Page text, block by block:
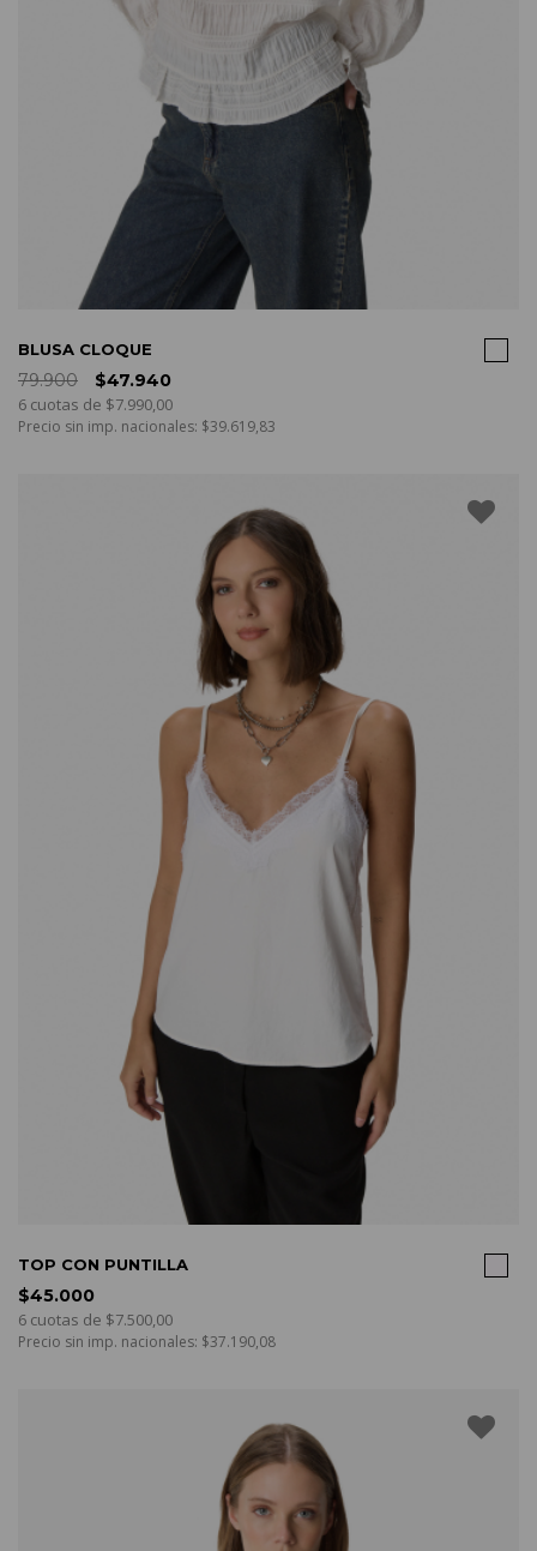
BLUSA CLOQUE
79.900
$47.940
6 cuotas de $7.990,00
Precio sin imp. nacionales: $39.619,83
TOP CON PUNTILLA
$45.000
6 cuotas de $7.500,00
Precio sin imp. nacionales: $37.190,08